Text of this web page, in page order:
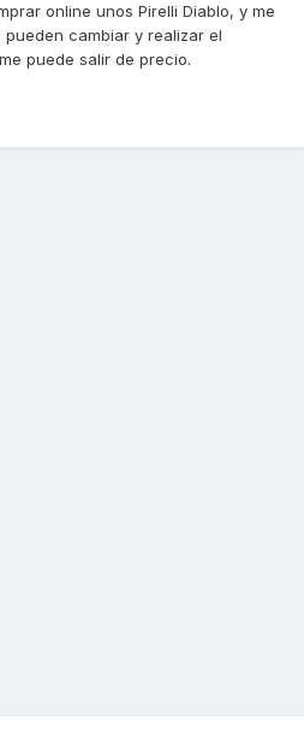
online unos Pirelli Diablo, y me
cambiar y realizar el
puede salir de precio.